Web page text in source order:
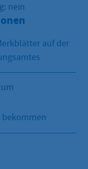
nein
auf der